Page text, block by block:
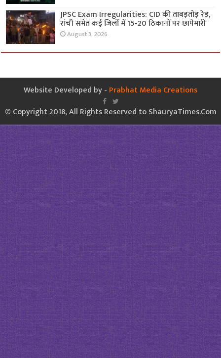
JPSC Exam Irregularities: CID की ताबड़तोड़ रेड,
रांची समेत कई जिलों में 15-20 ठिकानों पर छापेमारी
August 3, 2026
Website Developed by - Prabhat Media Creations
© Copyright 2018, All Rights Reserved to ShauryaTimes.Com